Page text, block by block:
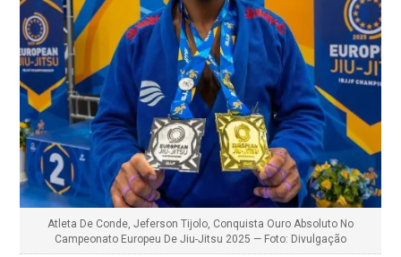
Atleta De Conde, Jeferson Tijolo, Conquista Ouro Absoluto No
Campeonato Europeu De Jiu-Jitsu 2025 — Foto: Divulgação